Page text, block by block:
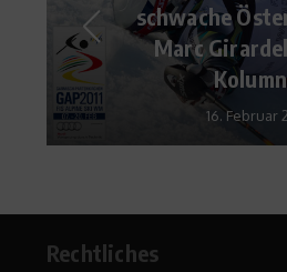
Welcher Sport
wie viele
24. Juni
Rechtliches